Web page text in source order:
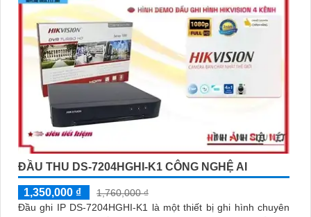
ĐẦU THU DS-7204HGHI-K1 CÔNG NGHỆ AI
1,350,000 ₫
1,760,000 ₫
Đầu ghi IP DS-7204HGHI-K1 là một thiết bị ghi hình chuyên